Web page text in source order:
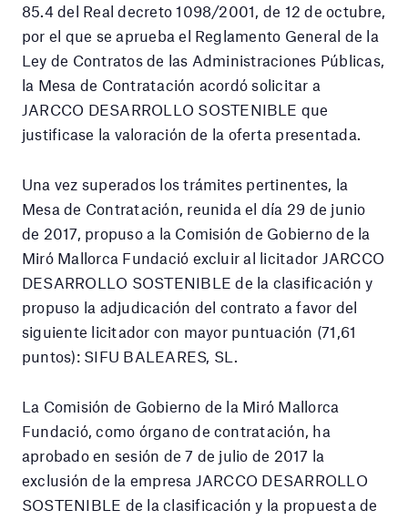
85.4 del Real decreto 1098/2001, de 12 de octubre,
por el que se aprueba el Reglamento General de la
Ley de Contratos de las Administraciones Públicas,
la Mesa de Contratación acordó solicitar a
JARCCO DESARROLLO SOSTENIBLE que
justificase la valoración de la oferta presentada.
Una vez superados los trámites pertinentes, la
Mesa de Contratación, reunida el día 29 de junio
de 2017, propuso a la Comisión de Gobierno de la
Miró Mallorca Fundació excluir al licitador JARCCO
DESARROLLO SOSTENIBLE de la clasificación y
propuso la adjudicación del contrato a favor del
siguiente licitador con mayor puntuación (71,61
puntos): SIFU BALEARES, SL.
La Comisión de Gobierno de la Miró Mallorca
Fundació, como órgano de contratación, ha
aprobado en sesión de 7 de julio de 2017 la
exclusión de la empresa JARCCO DESARROLLO
SOSTENIBLE de la clasificación y la propuesta de